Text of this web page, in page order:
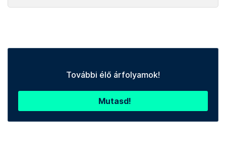
További élő árfolyamok!
Mutasd!